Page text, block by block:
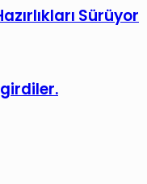
Sürüyor
girdiler.